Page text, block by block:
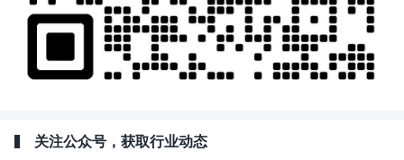
关注公众号，获取行业动态